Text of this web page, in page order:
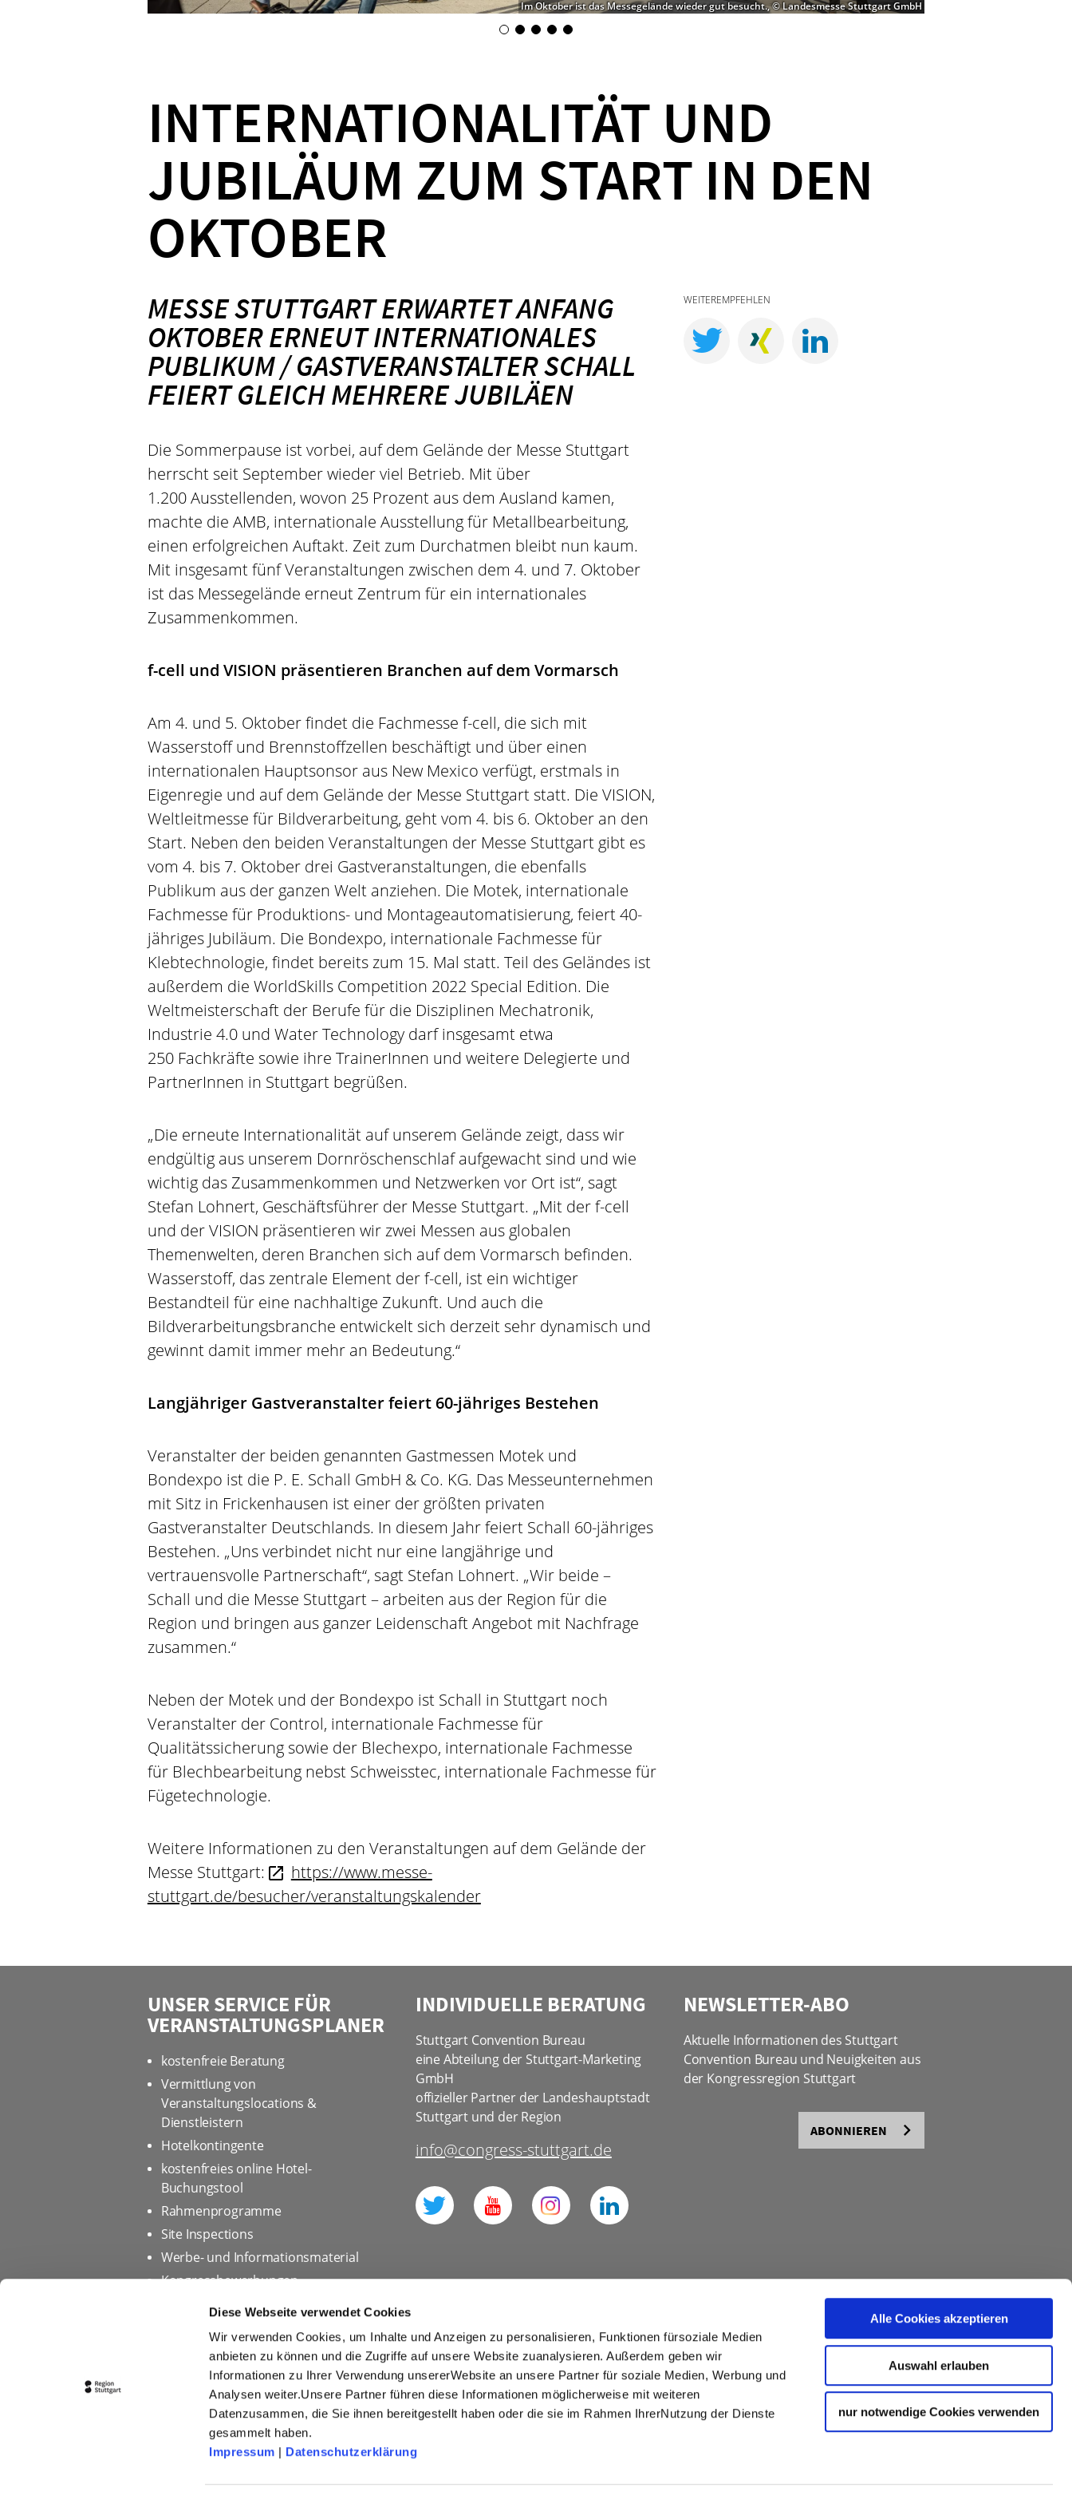
Diese Webseite verwendet Cookies
Wir verwenden Cookies, um Inhalte und Anzeigen zu personalisieren, Funktionen fürsoziale Medien
anbieten zu können und die Zugriffe auf unsere Website zuanalysieren. Außerdem geben wir
Informationen zu Ihrer Verwendung unsererWebsite an unsere Partner für soziale Medien, Werbung und
Analysen weiter.Unsere Partner führen diese Informationen möglicherweise mit weiteren
Datenzusammen, die Sie ihnen bereitgestellt haben oder die sie im Rahmen IhrerNutzung der Dienste
gesammelt haben.
Impressum | Datenschutzerklärung
Alle Cookies akzeptieren
Auswahl erlauben
nur notwendige Cookies verwenden
Im Oktober ist das Messegelände wieder gut besucht., © Landesmesse Stuttgart GmbH
INTERNATIONALITÄT UND
JUBILÄUM ZUM START IN DEN
OKTOBER
MESSE STUTTGART ERWARTET ANFANG
OKTOBER ERNEUT INTERNATIONALES
PUBLIKUM / GASTVERANSTALTER SCHALL
FEIERT GLEICH MEHRERE JUBILÄEN
Die Sommerpause ist vorbei, auf dem Gelände der Messe Stuttgart
herrscht seit September wieder viel Betrieb. Mit über
1.200 Ausstellenden, wovon 25 Prozent aus dem Ausland kamen,
machte die AMB, internationale Ausstellung für Metallbearbeitung,
einen erfolgreichen Auftakt. Zeit zum Durchatmen bleibt nun kaum.
Mit insgesamt fünf Veranstaltungen zwischen dem 4. und 7. Oktober
ist das Messegelände erneut Zentrum für ein internationales
Zusammenkommen.
f-cell und VISION präsentieren Branchen auf dem Vormarsch
Am 4. und 5. Oktober findet die Fachmesse f-cell, die sich mit
Wasserstoff und Brennstoffzellen beschäftigt und über einen
internationalen Hauptsonsor aus New Mexico verfügt, erstmals in
Eigenregie und auf dem Gelände der Messe Stuttgart statt. Die VISION,
Weltleitmesse für Bildverarbeitung, geht vom 4. bis 6. Oktober an den
Start. Neben den beiden Veranstaltungen der Messe Stuttgart gibt es
vom 4. bis 7. Oktober drei Gastveranstaltungen, die ebenfalls
Publikum aus der ganzen Welt anziehen. Die Motek, internationale
Fachmesse für Produktions- und Montageautomatisierung, feiert 40-
jähriges Jubiläum. Die Bondexpo, internationale Fachmesse für
Klebtechnologie, findet bereits zum 15. Mal statt. Teil des Geländes ist
außerdem die WorldSkills Competition 2022 Special Edition. Die
Weltmeisterschaft der Berufe für die Disziplinen Mechatronik,
Industrie 4.0 und Water Technology darf insgesamt etwa
250 Fachkräfte sowie ihre TrainerInnen und weitere Delegierte und
PartnerInnen in Stuttgart begrüßen.
„Die erneute Internationalität auf unserem Gelände zeigt, dass wir
endgültig aus unserem Dornröschenschlaf aufgewacht sind und wie
wichtig das Zusammenkommen und Netzwerken vor Ort ist“, sagt
Stefan Lohnert, Geschäftsführer der Messe Stuttgart. „Mit der f-cell
und der VISION präsentieren wir zwei Messen aus globalen
Themenwelten, deren Branchen sich auf dem Vormarsch befinden.
Wasserstoff, das zentrale Element der f-cell, ist ein wichtiger
Bestandteil für eine nachhaltige Zukunft. Und auch die
Bildverarbeitungsbranche entwickelt sich derzeit sehr dynamisch und
gewinnt damit immer mehr an Bedeutung.“
Langjähriger Gastveranstalter feiert 60-jähriges Bestehen
Veranstalter der beiden genannten Gastmessen Motek und
Bondexpo ist die P. E. Schall GmbH & Co. KG. Das Messeunternehmen
mit Sitz in Frickenhausen ist einer der größten privaten
Gastveranstalter Deutschlands. In diesem Jahr feiert Schall 60-jähriges
Bestehen. „Uns verbindet nicht nur eine langjährige und
vertrauensvolle Partnerschaft“, sagt Stefan Lohnert. „Wir beide –
Schall und die Messe Stuttgart – arbeiten aus der Region für die
Region und bringen aus ganzer Leidenschaft Angebot mit Nachfrage
zusammen.“
Neben der Motek und der Bondexpo ist Schall in Stuttgart noch
Veranstalter der Control, internationale Fachmesse für
Qualitätssicherung sowie der Blechexpo, internationale Fachmesse
für Blechbearbeitung nebst Schweisstec, internationale Fachmesse für
Fügetechnologie.
Weitere Informationen zu den Veranstaltungen auf dem Gelände der
Messe Stuttgart:
https://www.messe-
stuttgart.de/besucher/veranstaltungskalender
WEITEREMPFEHLEN
UNSER SERVICE FÜR
VERANSTALTUNGSPLANER
kostenfreie Beratung
Vermittlung von
Veranstaltungslocations &
Dienstleistern
Hotelkontingente
kostenfreies online Hotel-
Buchungstool
Rahmenprogramme
Site Inspections
Werbe- und Informationsmaterial
Kongressbewerbungen
INDIVIDUELLE BERATUNG
Stuttgart Convention Bureau
eine Abteilung der Stuttgart-Marketing
GmbH
offizieller Partner der Landeshauptstadt
Stuttgart und der Region
info@congress-stuttgart.de
NEWSLETTER-ABO
Aktuelle Informationen des Stuttgart
Convention Bureau und Neuigkeiten aus
der Kongressregion Stuttgart
ABONNIEREN
Startseite Datenschutz
Datenschutz Social Media
Impressum
Tourismus Presse
Business
Online-Bilddatenbank
Cookies
Barrierefreiheit
Teilnahmebedingungen für Gewinnspiele und Verlosungen